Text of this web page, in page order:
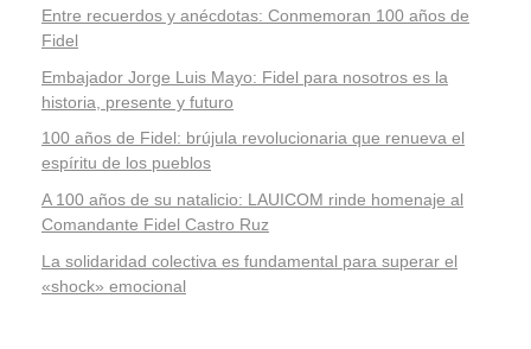
Entre recuerdos y anécdotas: Conmemoran 100 años de
Fidel
Embajador Jorge Luis Mayo: Fidel para nosotros es la
historia, presente y futuro
100 años de Fidel: brújula revolucionaria que renueva el
espíritu de los pueblos
A 100 años de su natalicio: LAUICOM rinde homenaje al
Comandante Fidel Castro Ruz
La solidaridad colectiva es fundamental para superar el
«shock» emocional